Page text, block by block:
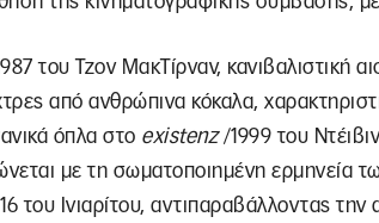
του Τζον ΜακΤίρναν, κανιβαλιστική
από ανθρώπινα κόκαλα,
όπλα στο existenz/1999 του
με τη σωματοποιημένη ερμηνεία
του Ινιαρίτου, αντιπαραβάλλοντας την